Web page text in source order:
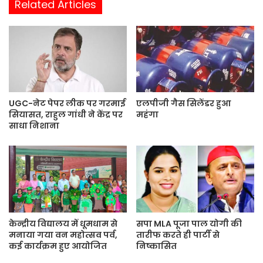
i
t
e
Related Articles
UGC-नेट पेपर लीक पर गरमाई
सियासत, राहुल गांधी ने केंद्र पर
साधा निशाना
एलपीजी गैस सिलेंडर हुआ
महंगा
केन्द्रीय विद्यालय में धूमधाम से
मनाया गया वन महोत्सव पर्व,
कई कार्यक्रम हुए आयोजित
सपा MLA पूजा पाल योगी की
तारीफ करते ही पार्टी से
निष्कासित